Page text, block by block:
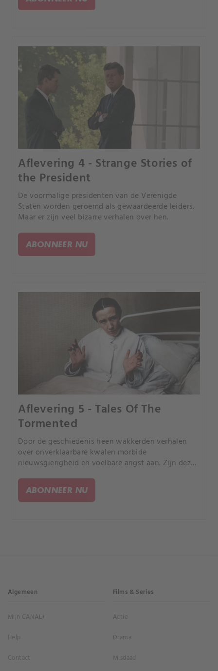
geavanceerde beschaving?.
Aflevering 4 - Strange Stories of
the President
De voormalige presidenten van de Verenigde
Staten worden geroemd als gewaardeerde leiders.
Maar er zijn veel bizarre verhalen over hen.
ABONNEER NU
Aflevering 5 - Tales Of The
Tormented
Door de geschiedenis heen wakkerden verhalen
over onverklaarbare kwalen morbide
nieuwsgierigheid en voelbare angst aan. Zijn deze
ze voortkomen uit onzichtbare krachten die ons
begrip te boven gaan?.
ABONNEER NU
Algemeen
Mijn CANAL+
Help
Contact
Films & Series
Actie
Drama
Misdaad